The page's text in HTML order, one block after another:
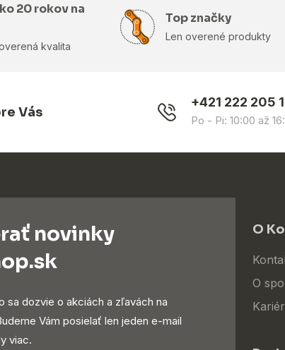
20 rokov na
kvalita
Top značky
Len overené produkty
Vás
+421 222 205
Po - Pi: 10:00 až
novinky
sa dozvie o akciách a zľavách na
Vám posielať len jeden e-mail
viac.
O
O